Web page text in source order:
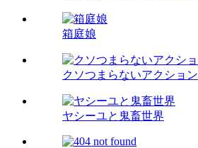
箱庭娘
クソつまらないアクション
ヤシーユと鬼畜世界